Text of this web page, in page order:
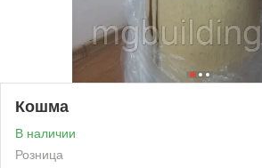
Кошма
В наличии
Розница